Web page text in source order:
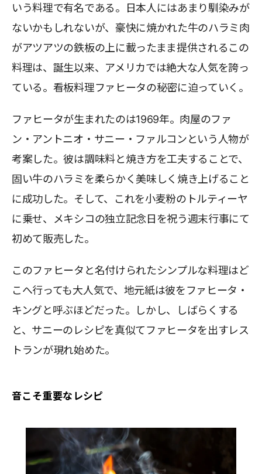
いう料理で有名である。日本人にはあまり馴染みが
ないかもしれないが、豪快に焼かれた牛のハラミ肉
がアツアツの鉄板の上に載ったまま提供されるこの
料理は、誕生以来、アメリカでは絶大な人気を誇っ
ている。看板料理ファヒータの秘密に迫っていく。
ファヒータが生まれたのは1969年。肉屋のファ
ン・アントニオ・サニー・ファルコンという人物が
考案した。彼は調味料と焼き方を工夫することで、
固い牛のハラミを柔らかく美味しく焼き上げること
に成功した。そして、これを小麦粉のトルティーヤ
に乗せ、メキシコの独立記念日を祝う週末行事にて
初めて販売した。
このファヒータと名付けられたシンプルな料理はど
こへ行っても大人気で、地元紙は彼をファヒータ・
キングと呼ぶほどだった。しかし、しばらくする
と、サニーのレシピを真似てファヒータを出すレス
トランが現れ始めた。
音こそ重要なレシピ